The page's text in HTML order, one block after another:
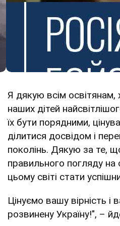
Я дякую всім освітянам,
наших дітей
їх бути порядними,
ділитися досвідом і
поколінь. Дякую за те,
правильного погляду на
цьому світі стати
Цінуємо вашу вірність
розвинену Україну!", –